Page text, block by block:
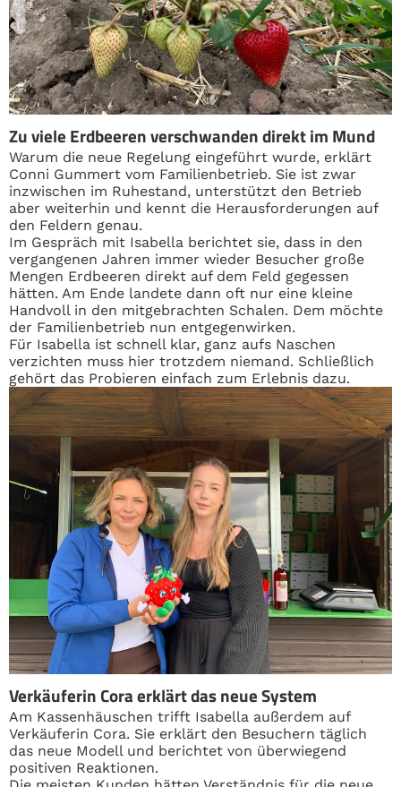
Zu viele Erdbeeren verschwanden direkt im Mund
Warum die neue Regelung eingeführt wurde, erklärt
Conni Gummert vom Familienbetrieb. Sie ist zwar
inzwischen im Ruhestand, unterstützt den Betrieb
aber weiterhin und kennt die Herausforderungen auf
den Feldern genau.
Im Gespräch mit Isabella berichtet sie, dass in den
vergangenen Jahren immer wieder Besucher große
Mengen Erdbeeren direkt auf dem Feld gegessen
hätten. Am Ende landete dann oft nur eine kleine
Handvoll in den mitgebrachten Schalen. Dem möchte
der Familienbetrieb nun entgegenwirken.
Für Isabella ist schnell klar, ganz aufs Naschen
verzichten muss hier trotzdem niemand. Schließlich
gehört das Probieren einfach zum Erlebnis dazu.
Verkäuferin Cora erklärt das neue System
Am Kassenhäuschen trifft Isabella außerdem auf
Verkäuferin Cora. Sie erklärt den Besuchern täglich
das neue Modell und berichtet von überwiegend
positiven Reaktionen.